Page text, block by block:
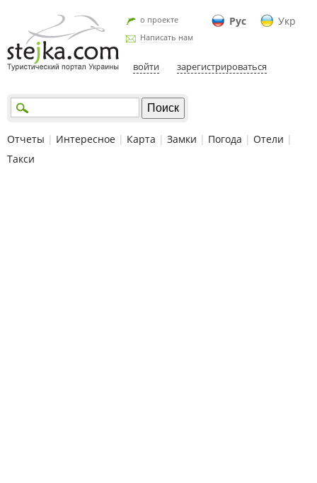
Рус Укр
о проекте
Написать нам
войти зарегистрироваться
Отчеты | Интересное | Карта | Замки | Погода | Отели |
Такси